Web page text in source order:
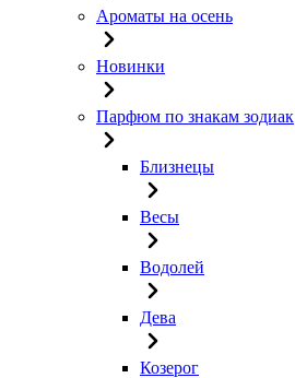
Ароматы на осень
Новинки
Парфюм по знакам зодиак
Близнецы
Весы
Водолей
Дева
Козерог